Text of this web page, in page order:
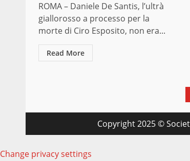
ROMA – Daniele De Santis, l’ultrà
giallorosso a processo per la
morte di Ciro Esposito, non era...
Read More
Copyright 2025 ©
Change privacy settings